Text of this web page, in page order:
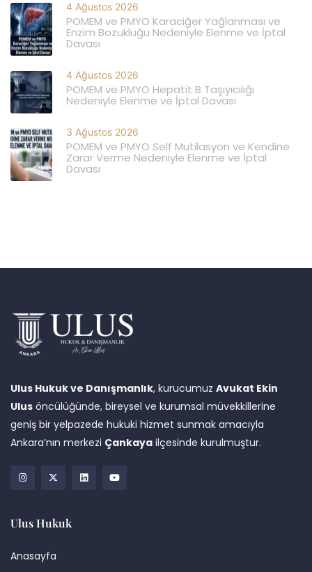
4 Ağustos 2026
POMEM ve PMYO Karaciğer Yağlanması ve
Enzim Bozukluğu Nedeniyle Elenme ve İptal
Davası
4 Ağustos 2026
POMEM ve PMYO Hepatit B Taşıyıcılığı
Nedeniyle Elenme ve İptal Davası
3 Ağustos 2026
POMEM ve PMYO Self Mutilasyon ve Kendine
Zarar Verme Nedeniyle Elenme ve İptal
Davası
Ulus Hukuk ve Danışmanlık, kurucumuz Avukat Ekin
Ulus öncülüğünde, bireysel ve kurumsal müvekkillerine
geniş bir yelpazede hukuki hizmet sunmak amacıyla
Ankara’nın merkezi Çankaya ilçesinde kurulmuştur.
Ulus Hukuk
Anasayfa